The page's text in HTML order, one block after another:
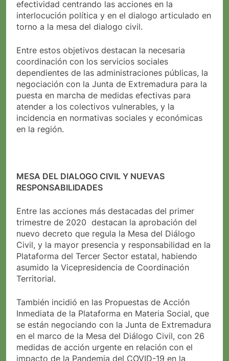
efectividad centrando las acciones en la
interlocución política y en el dialogo articulado en
torno a la mesa del dialogo civil.
Entre estos objetivos destacan la necesaria
coordinación con los servicios sociales
dependientes de las administraciones públicas, la
negociación con la Junta de Extremadura para la
puesta en marcha de medidas efectivas para
atender a los colectivos vulnerables, y la
incidencia en normativas sociales y económicas
en la región.
MESA DEL DIALOGO CIVIL Y NUEVAS
RESPONSABILIDADES
Entre las acciones más destacadas del primer
trimestre de 2020 destacan la aprobación del
nuevo decreto que regula la Mesa del Diálogo
Civil, y la mayor presencia y responsabilidad en la
Plataforma del Tercer Sector estatal, habiendo
asumido la Vicepresidencia de Coordinación
Territorial.
También incidió en las Propuestas de Acción
Inmediata de la Plataforma en Materia Social, que
se están negociando con la Junta de Extremadura
en el marco de la Mesa del Diálogo Civil, con 26
medidas de acción urgente en relación con el
impacto de la Pandemia del COVID-19 en la